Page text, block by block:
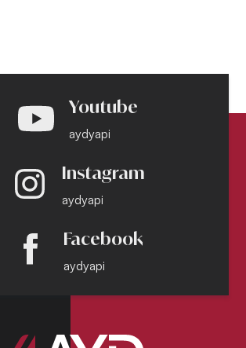
Youtube
aydyapi
Instagram
aydyapi
Facebook
aydyapi